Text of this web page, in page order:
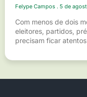
Felype Campos 5 de
Com menos de dois
eleitores, partidos,
precisam ficar